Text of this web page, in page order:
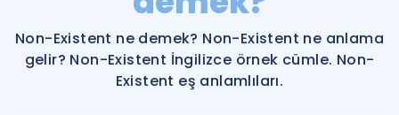
Faydalı Araçlar
Ücretsiz Kaynaklar
İngilizce Gramer
Non-Existent ne demek? Non-Existent ne anlama
gelir? Non-Existent İngilizce örnek cümle. Non-
Existent eş anlamlıları.